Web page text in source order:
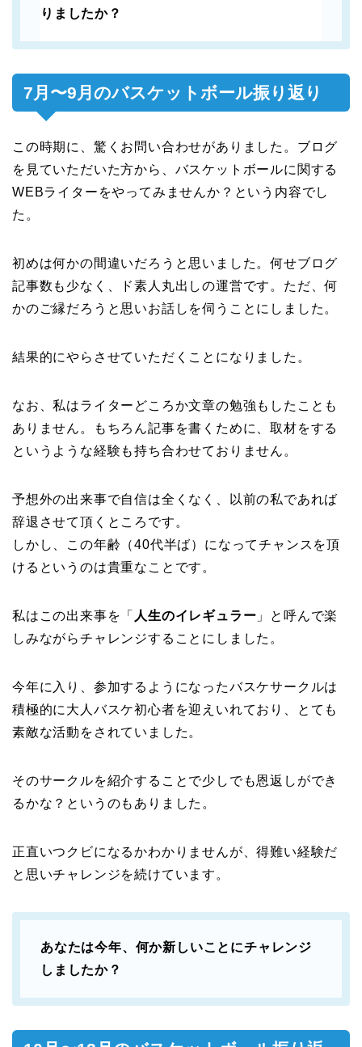
りましたか？
7月〜9月のバスケットボール振り返り
この時期に、驚くお問い合わせがありました。ブログ
を見ていただいた方から、バスケットボールに関する
WEBライターをやってみませんか？という内容でし
た。
初めは何かの間違いだろうと思いました。何せブログ
記事数も少なく、ド素人丸出しの運営です。ただ、何
かのご縁だろうと思いお話しを伺うことにしました。
結果的にやらさせていただくことになりました。
なお、私はライターどころか文章の勉強もしたことも
ありません。もちろん記事を書くために、取材をする
というような経験も持ち合わせておりません。
予想外の出来事で自信は全くなく、以前の私であれば
辞退させて頂くところです。
しかし、この年齢（40代半ば）になってチャンスを頂
けるというのは貴重なことです。
私はこの出来事を「 人生のイレギュラー 」と呼んで楽
しみながらチャレンジすることにしました。
今年に入り、参加するようになったバスケサークルは
積極的に大人バスケ初心者を迎えいれており、とても
素敵な活動をされていました。
そのサークルを紹介することで少しでも恩返しができ
るかな？というのもありました。
正直いつクビになるかわかりませんが、得難い経験だ
と思いチャレンジを続けています。
あなたは今年、何か新しいことにチャレンジ
しましたか？